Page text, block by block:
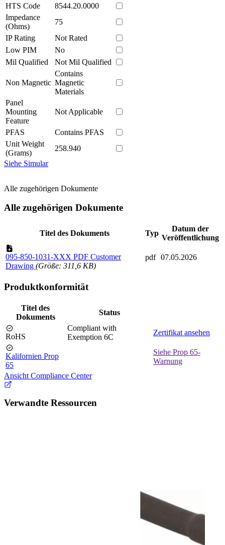
HTS Code
8544.20.0000
Impedance
(Ohms)
75
IP Rating
Not Rated
Low PIM
No
Mil Qualified
Not Mil Qualified
Non Magnetic
Contains
Magnetic
Materials
Panel
Mounting
Feature
Not Applicable
PFAS
Contains PFAS
Unit Weight
(Grams)
258.940
Siehe Simular
Alle zugehörigen Dokumente
Alle zugehörigen Dokumente
Titel des Dokuments Typ
Datum der
Veröffentlichung
095-850-1031-XXX PDF Customer
Drawing (Größe: 311,6 KB)
pdf 07.05.2026
Produktkonformität
Titel des
Dokuments
Status
RoHS
Compliant with
Exemption 6C
Zertifikat ansehen
Kalifornien Prop
65
Siehe Prop 65-
Warnung
Ansicht Compliance Center
Verwandte Ressourcen